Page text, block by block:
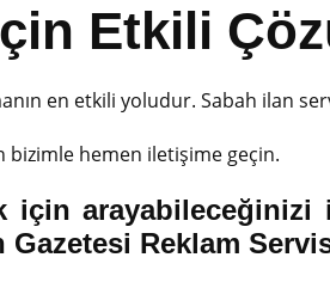
Etkili
en etkili yoludur. Sabah ilan
bizimle hemen iletişime geçin.
için
Gazetesi Reklam